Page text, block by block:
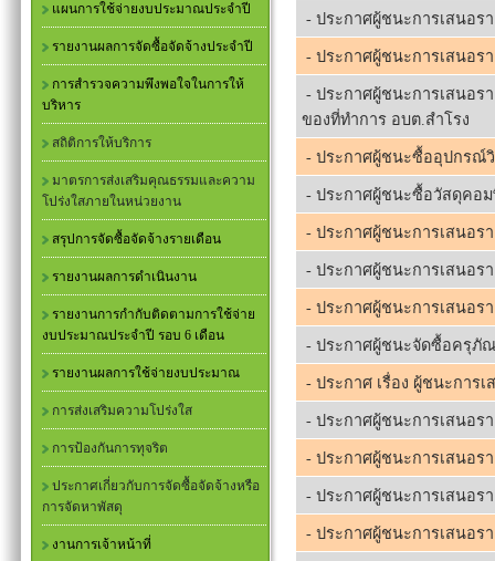
แผนการใช้จ่ายงบประมาณประจำปี
รายงานผลการจัดซื้อจัดจ้างประจำปี
การสำรวจความพึงพอใจในการให้
บริหาร
สถิติการให้บริการ
มาตรการส่งเสริมคุณธรรมและความ
โปร่งใสภายในหน่วยงาน
สรุปการจัดซื้อจัดจ้างรายเดือน
รายงานผลการดำเนินงาน
รายงานการกำกับติดตามการใช้จ่าย
งบประมาณประจำปี รอบ 6 เดือน
รายงานผลการใช้จ่ายงบประมาณ
การส่งเสริมความโปร่งใส
การป้องกันการทุจริต
ประกาศเกี่ยวกับการจัดซื้อจัดจ้างหรือ
การจัดหาพัสดุ
งานการเจ้าหน้าที่
- ประกาศผู้ชนะการเสนอร
- ประกาศผู้ชนะการเสนอ
- ประกาศผู้ชนะการเสนอร
ของที่ทำการ อบต.สำโรง
- ประกาศผู้ชนะซื้ออุปกรณ์
- ประกาศผู้ชนะซื้อวัสดุคอม
- ประกาศผู้ชนะการเสนอร
- ประกาศผู้ชนะการเสนอร
- ประกาศผู้ชนะการเสนอร
- ประกาศผู้ชนะจัดซื้อครุภั
- ประกาศ เรื่อง ผู้ชนะการเ
- ประกาศผู้ชนะการเสนอร
- ประกาศผู้ชนะการเสนอร
- ประกาศผู้ชนะการเสนอร
- ประกาศผู้ชนะการเสนอร